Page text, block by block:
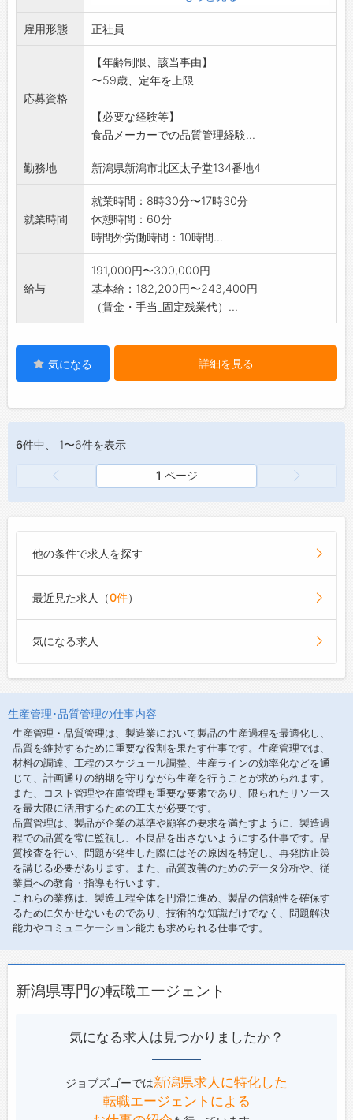
・一括表示や、商品使用書(eBASEなどのフォー
マット)の
作成
・微生物検査や理化学検査の結果を分析できる
・改訂される食品安全法令のへの対応力
・問題に対応力、標準化(マニュアル化)できる
力。
・現場に対する指導力。
・他部署間にわたる問題への対応力。
雇用形態 正社員
応募資格
【年齢制限、該当事由】
〜59歳、定年を上限
【必要な経験等】
食品メーカーでの品質管理経験...
勤務地 新潟県新潟市北区太子堂134番地4
就業時間
就業時間：8時30分〜17時30分
休憩時間：60分
時間外労働時間：10時間...
給与
191,000円〜300,000円
基本給：182,200円〜243,400円
（賃金・手当_固定残業代）...
気になる 詳細を見る
6件中、 1〜6件を表示
1 ページ
他の条件で求人を探す
最近見た求人（0件）
気になる求人
生産管理･品質管理の仕事内容
生産管理・品質管理は、製造業において製品の生産過程を最適化し、
品質を維持するために重要な役割を果たす仕事です。生産管理では、
材料の調達、工程のスケジュール調整、生産ラインの効率化などを通
じて、計画通りの納期を守りながら生産を行うことが求められます。
また、コスト管理や在庫管理も重要な要素であり、限られたリソース
を最大限に活用するための工夫が必要です。
品質管理は、製品が企業の基準や顧客の要求を満たすように、製造過
程での品質を常に監視し、不良品を出さないようにする仕事です。品
質検査を行い、問題が発生した際にはその原因を特定し、再発防止策
を講じる必要があります。また、品質改善のためのデータ分析や、従
業員への教育・指導も行います。
これらの業務は、製造工程全体を円滑に進め、製品の信頼性を確保す
るために欠かせないものであり、技術的な知識だけでなく、問題解決
能力やコミュニケーション能力も求められる仕事です。
新潟県専門の転職エージェント
気になる求人は見つかりましたか？
ジョブズゴーでは新潟県求人に特化した
転職エージェントによる